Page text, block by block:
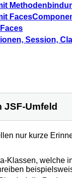
Session,
Umfeld
nur kurze
Klassen, welche